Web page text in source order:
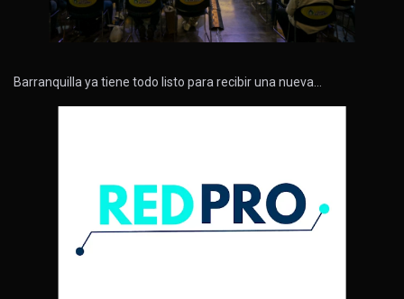
Barranquilla ya tiene todo listo para recibir una nueva…